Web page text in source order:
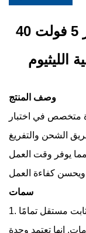
معدات تشكيل بطارية بوليمر 5 فولت 40
الليثيوم
وصف المنتج
بطارية ليثيوم أيون ذو 128 قناة متخصص في اختبار
الشحن والتفريغ
مما يوفر وقت العمل
سمات
1. نقطة واحدة مستقلة، كل بطارية لديها تيار ثابت مستقل تمامًا
إنها تعتمد وحدة